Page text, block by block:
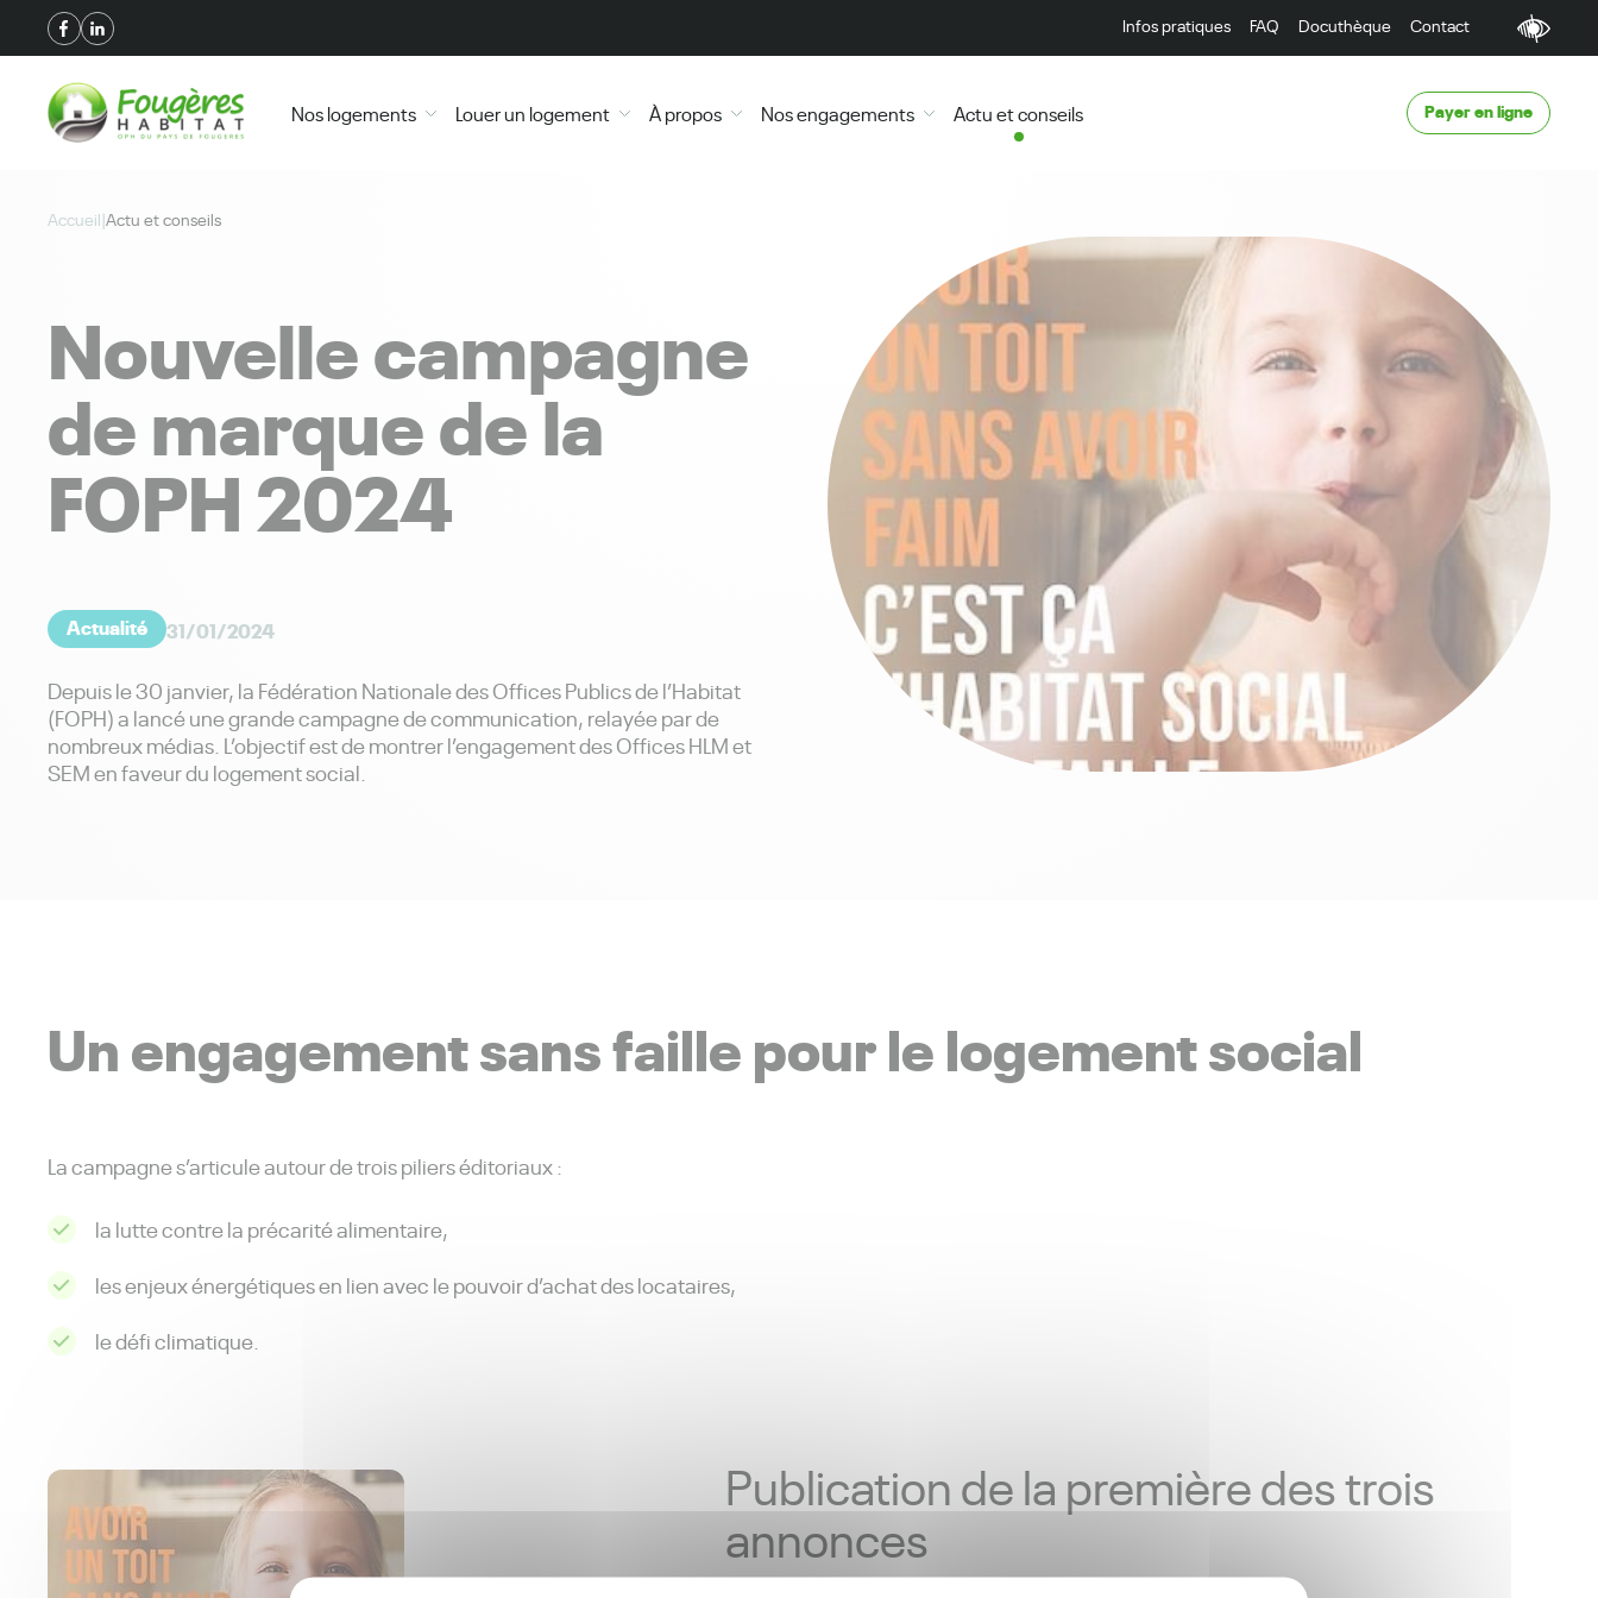
Confort + Infos pratiques FAQ Docuthèque Contact
Nos logements Louer un logement À propos Nos engagements Actu et conseils Payer en ligne
Accueil|Actu et conseils
Nouvelle campagne
de marque de la
FOPH 2024
Actualité 31/01/2024
Depuis le 30 janvier, la Fédération Nationale des Offices Publics de l’Habitat
(FOPH) a lancé une grande campagne de communication, relayée par de
nombreux médias. L’objectif est de montrer l’engagement des Offices HLM et
SEM en faveur du logement social.
Un engagement sans faille pour le logement social
La campagne s’articule autour de trois piliers éditoriaux :
la lutte contre la précarité alimentaire,
les enjeux énergétiques en lien avec le pouvoir d’achat des locataires,
le défi climatique.
Publication de la première des trois
annonces